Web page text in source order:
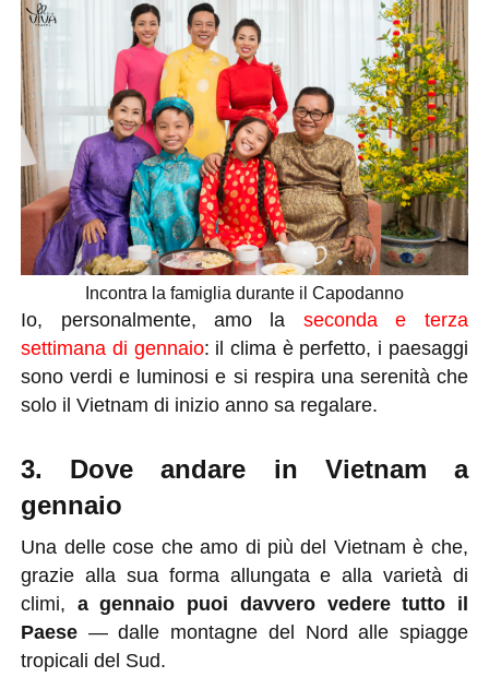
Incontra la famiglia durante il Capodanno
Io, personalmente, amo la seconda e terza
settimana di gennaio: il clima è perfetto, i paesaggi
sono verdi e luminosi e si respira una serenità che
solo il Vietnam di inizio anno sa regalare.
3. Dove andare in Vietnam a
gennaio
Una delle cose che amo di più del Vietnam è che,
grazie alla sua forma allungata e alla varietà di
climi, a gennaio puoi davvero vedere tutto il
Paese — dalle montagne del Nord alle spiagge
tropicali del Sud.